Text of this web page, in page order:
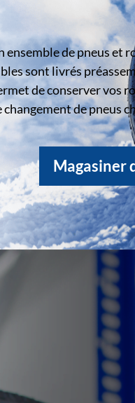
de pneus et
sont livrés
de conserver vos
de pneus
Magasiner